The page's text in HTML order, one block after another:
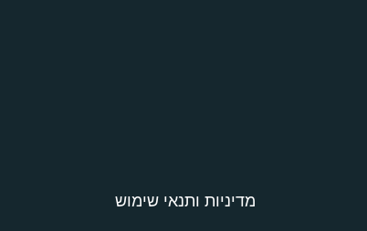
מדיניות ותנאי שימוש